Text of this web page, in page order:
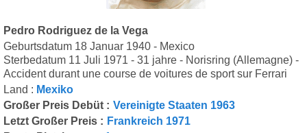
Pedro Rodriguez de la Vega
Geburtsdatum 18 Januar 1940 - Mexico
Sterbedatum 11 Juli 1971 - 31 jahre - Norisring (Allemagne) -
Accident durant une course de voitures de sport sur Ferrari
Land : Mexiko
Großer Preis Debüt : Vereinigte Staaten 1963
Letzt Großer Preis : Frankreich 1971